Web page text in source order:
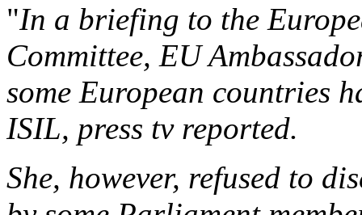
"In a briefing to the
Committee, EU
some European countries
ISIL, press tv reported.
She, however, refused to